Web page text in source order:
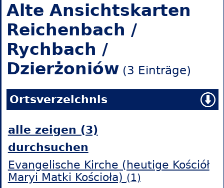
Alte Ansichtskarten
Reichenbach /
Rychbach /
Dzierżoniów (3 Einträge)
Ortsverzeichnis
alle zeigen (3)
durchsuchen
Evangelische Kirche (heutige Kościół
Maryi Matki Kościoła) (1)